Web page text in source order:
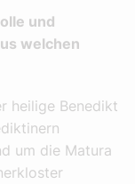
und
welchen
heilige Benedikt
um die Matura